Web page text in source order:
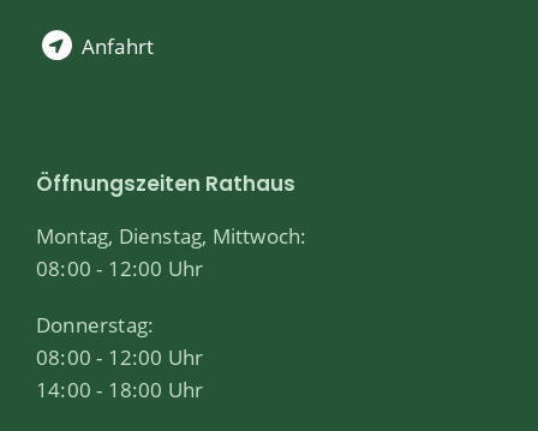
Anfahrt
Öffnungszeiten Rathaus
Montag, Dienstag, Mittwoch:
08:00 - 12:00 Uhr
Donnerstag:
08:00 - 12:00 Uhr
14:00 - 18:00 Uhr